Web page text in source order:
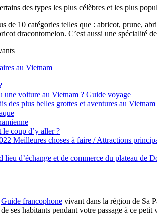
des types les plus célèbres et les plus
de 10 catégories telles que : abricot, prune,
dracontomelon. C’est aussi une spécialité
au Vietnam
une voiture au Vietnam ? Guide voyage
des plus belles grottes et aventures au Vietnam
coup d’y aller ?
Meilleures choses à faire / Attractions
d’échange et de commerce du plateau de
Guide francophone vivant dans la région de Sa
ses habitants pendant votre passage à ce